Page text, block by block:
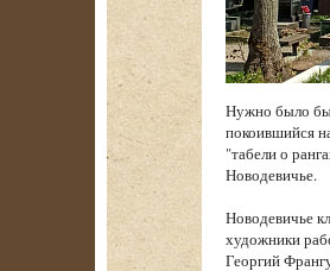
Нужно было
покоившийся
"табели о
Новодевичье.
Новодевичье
художники
Георгий